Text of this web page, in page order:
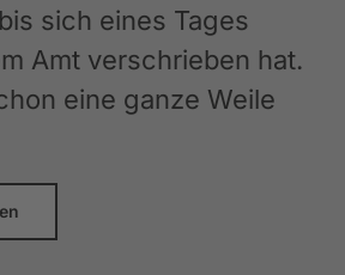
sich eines Tages
Amt verschrieben hat.
eine ganze Weile